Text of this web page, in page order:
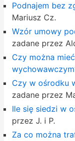
Podnajem bez
Mariusz Cz.
Wzór umowy
zadane przez
Czy można
Czy w ośrodku
zadane przez
Ile się siedzi w
przez J. i P.
Za co można